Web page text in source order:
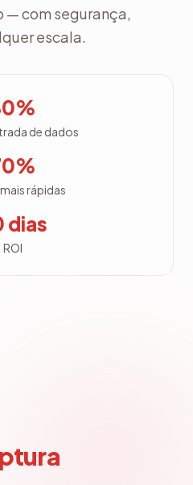
com segurança,
escala.
de dados
rápidas
dias
ROI
de arquivos